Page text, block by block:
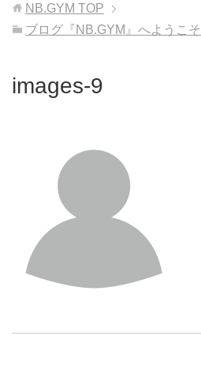
NB.GYM TOP
ブログ『NB.GYM』へようこそ
images-9